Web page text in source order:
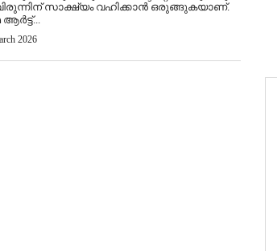
സാക്ഷ്യം വഹിക്കാൻ ഒരുങ്ങുകയാണ്.
2026